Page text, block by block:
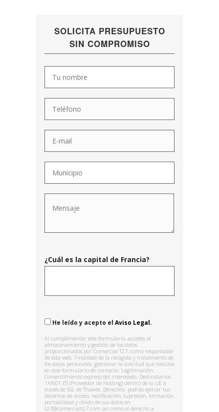
SOLICITA PRESUPUESTO
SIN COMPROMISO
¿Cuál es la capital de Francia?
He leído y acepto el Aviso Legal.
Al cumplimentar este formulario, accedes al
almacenamiento y gestión de los datos
proporcionados por Comercial T27, como responsable
de esta web. Finalidad de la recogida y tratamiento de
los datos personales: gestionar la solicitud que realizas
en este formulario de contacto. Legitimación:
Consentimiento expreso del interesado. Destinatarios:
1AND1.ES (Proveedor de Hosting) dentro de la UE a
través de SSL de Thawte. Derechos: podrás ejercer tus
derechos de acceso, rectificación, supresión, limitación,
portabilidad y olvido de sus datos en
t27@comercialt27.com así como el derecho a